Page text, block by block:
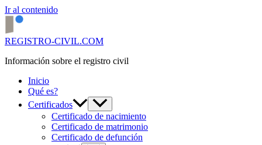
Ir al contenido
REGISTRO-CIVIL.COM
Información sobre el registro civil
Inicio
Qué es?
Certificados
Certificado de nacimiento
Certificado de matrimonio
Certificado de defunción